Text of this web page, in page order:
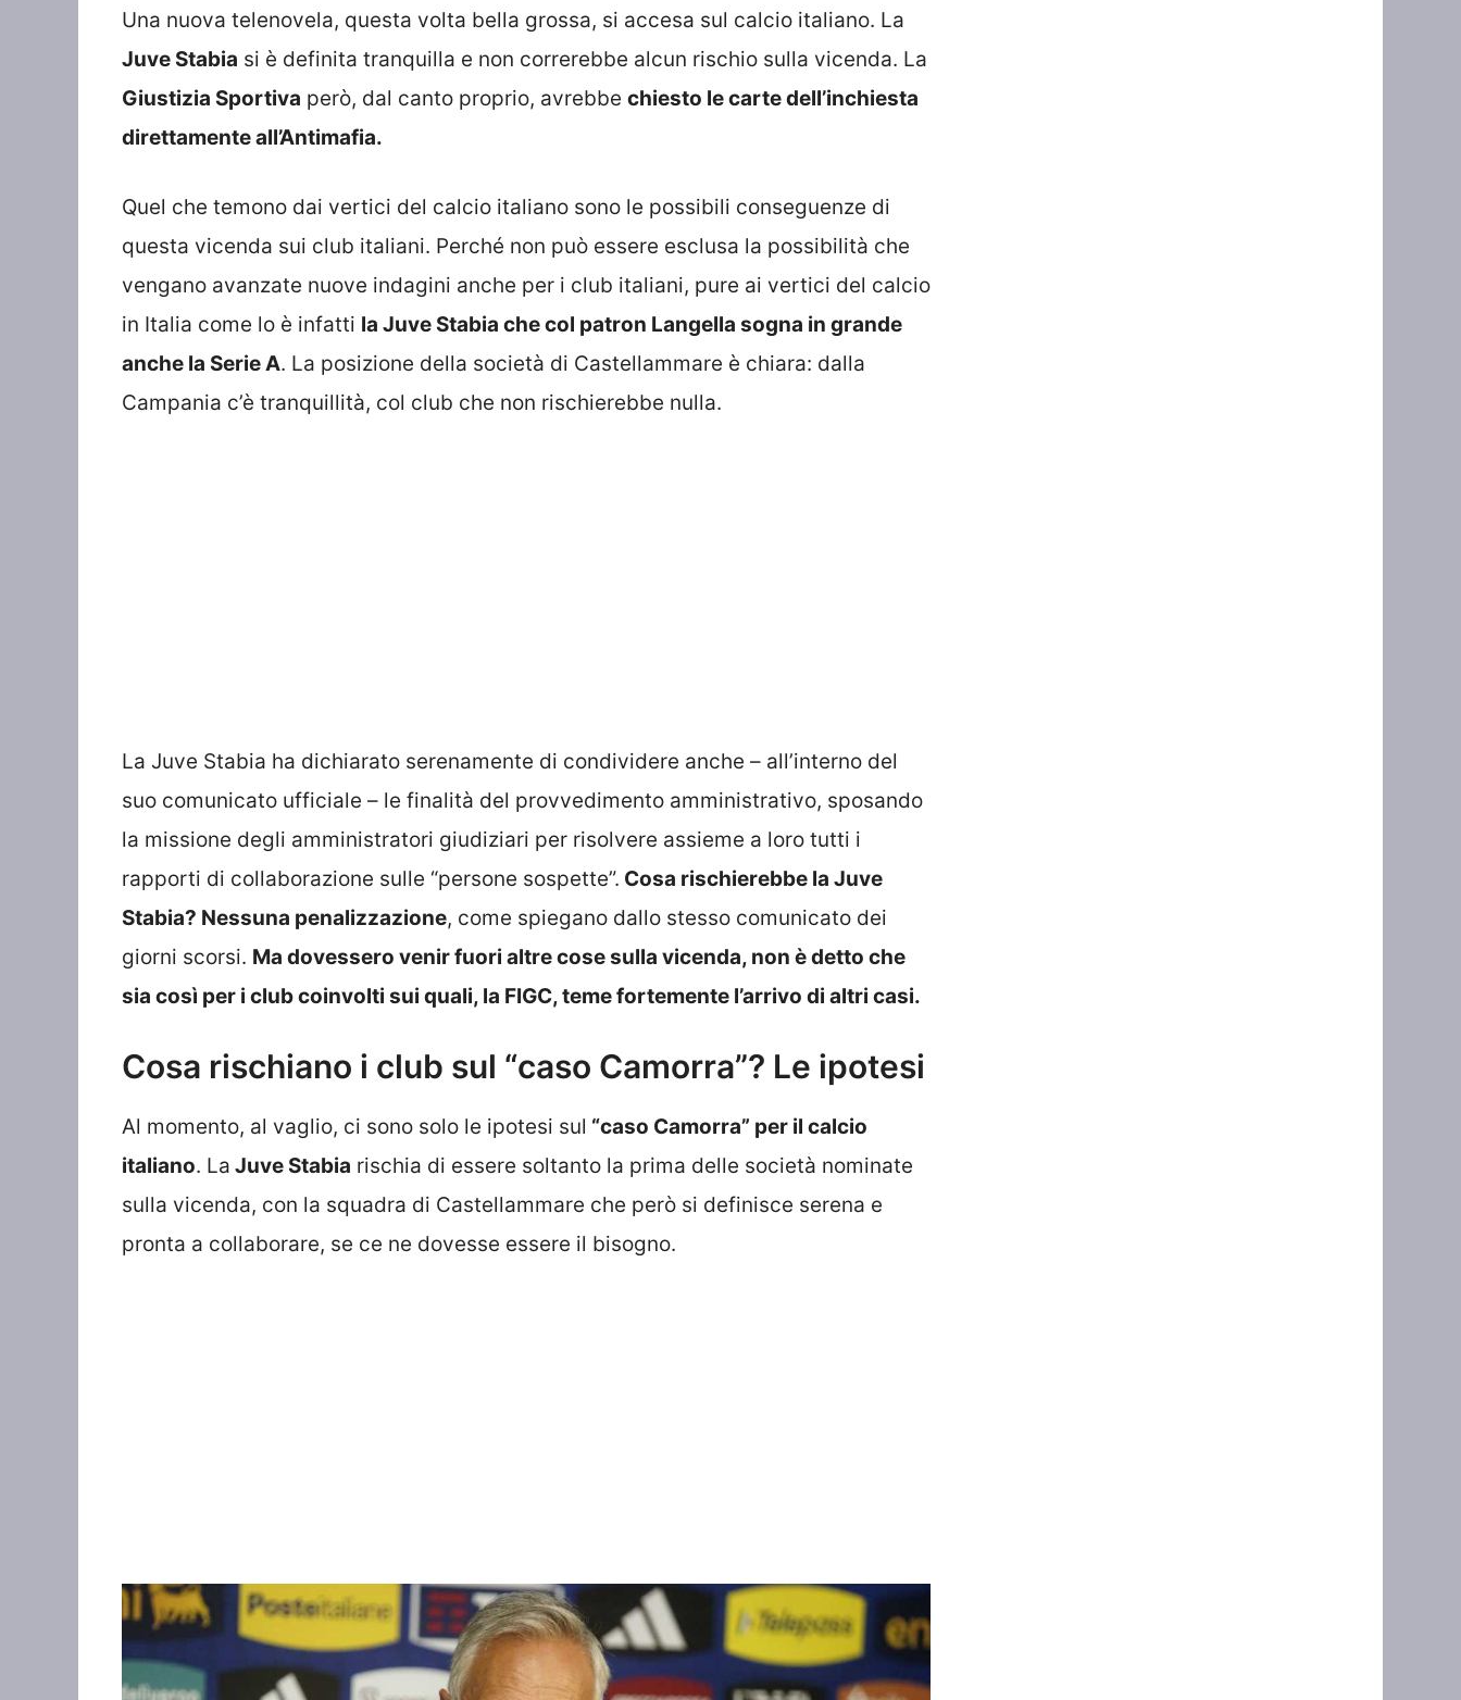
Una nuova telenovela, questa volta bella grossa, si accesa sul calcio italiano. La
Juve Stabia si è definita tranquilla e non correrebbe alcun rischio sulla vicenda. La
Giustizia Sportiva però, dal canto proprio, avrebbe chiesto le carte dell’inchiesta
direttamente all’Antimafia.
Quel che temono dai vertici del calcio italiano sono le possibili conseguenze di
questa vicenda sui club italiani. Perché non può essere esclusa la possibilità che
vengano avanzate nuove indagini anche per i club italiani, pure ai vertici del calcio
in Italia come lo è infatti la Juve Stabia che col patron Langella sogna in grande
anche la Serie A. La posizione della società di Castellammare è chiara: dalla
Campania c’è tranquillità, col club che non rischierebbe nulla.
La Juve Stabia ha dichiarato serenamente di condividere anche – all’interno del
suo comunicato ufficiale – le finalità del provvedimento amministrativo, sposando
la missione degli amministratori giudiziari per risolvere assieme a loro tutti i
rapporti di collaborazione sulle “persone sospette”. Cosa rischierebbe la Juve
Stabia? Nessuna penalizzazione, come spiegano dallo stesso comunicato dei
giorni scorsi. Ma dovessero venir fuori altre cose sulla vicenda, non è detto che
sia così per i club coinvolti sui quali, la FIGC, teme fortemente l’arrivo di altri casi.
Cosa rischiano i club sul “caso Camorra”? Le ipotesi
Al momento, al vaglio, ci sono solo le ipotesi sul “caso Camorra” per il calcio
italiano. La Juve Stabia rischia di essere soltanto la prima delle società nominate
sulla vicenda, con la squadra di Castellammare che però si definisce serena e
pronta a collaborare, se ce ne dovesse essere il bisogno.